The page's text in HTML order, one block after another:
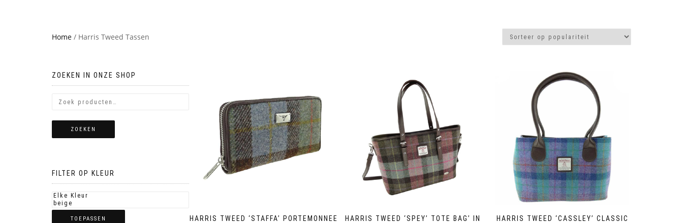
Home / Harris Tweed Tassen
HARRIS TWEED ‘STAFFA’ PORTEMONNEE
HARRIS TWEED ‘SPEY’ TOTE BAG’ IN
HARRIS TWEED ‘CASSLEY’ CLASSIC
ZOEKEN IN ONZE SHOP
ZOEKEN
FILTER OP KLEUR
TOEPASSEN